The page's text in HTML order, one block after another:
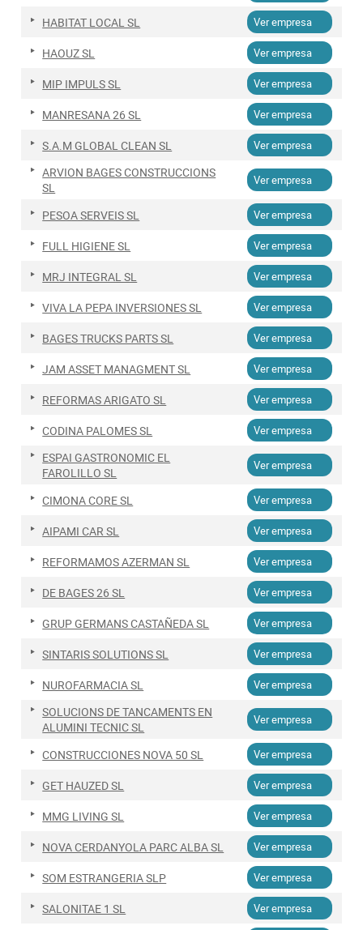
HABITAT LOCAL SL Ver empresa
HAOUZ SL Ver empresa
MIP IMPULS SL Ver empresa
MANRESANA 26 SL Ver empresa
S.A.M GLOBAL CLEAN SL Ver empresa
ARVION BAGES CONSTRUCCIONS
SL
Ver empresa
PESOA SERVEIS SL Ver empresa
FULL HIGIENE SL Ver empresa
MRJ INTEGRAL SL Ver empresa
VIVA LA PEPA INVERSIONES SL Ver empresa
BAGES TRUCKS PARTS SL Ver empresa
JAM ASSET MANAGMENT SL Ver empresa
REFORMAS ARIGATO SL Ver empresa
CODINA PALOMES SL Ver empresa
ESPAI GASTRONOMIC EL
FAROLILLO SL
Ver empresa
CIMONA CORE SL Ver empresa
AIPAMI CAR SL Ver empresa
REFORMAMOS AZERMAN SL Ver empresa
DE BAGES 26 SL Ver empresa
GRUP GERMANS CASTAÑEDA SL Ver empresa
SINTARIS SOLUTIONS SL Ver empresa
NUROFARMACIA SL Ver empresa
SOLUCIONS DE TANCAMENTS EN
ALUMINI TECNIC SL
Ver empresa
CONSTRUCCIONES NOVA 50 SL Ver empresa
GET HAUZED SL Ver empresa
MMG LIVING SL Ver empresa
NOVA CERDANYOLA PARC ALBA SL Ver empresa
SOM ESTRANGERIA SLP Ver empresa
SALONITAE 1 SL Ver empresa